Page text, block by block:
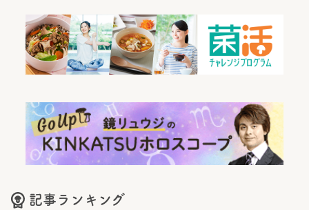
記事ランキング